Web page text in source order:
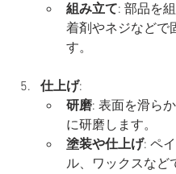
組み立て: 部品を
着剤やネジなどで
す。
仕上げ:
研磨: 表面を滑ら
に研磨します。
塗装や仕上げ: ペ
ル、ワックスなど